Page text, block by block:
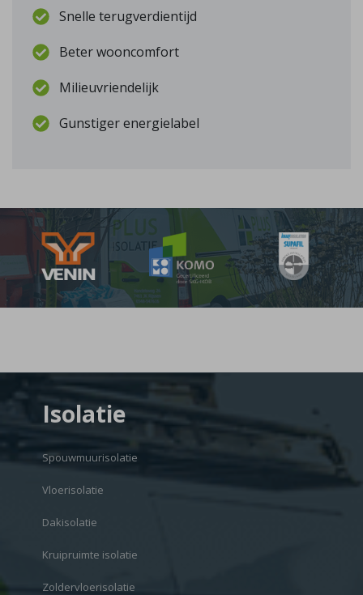
Snelle terugverdientijd
Beter wooncomfort
Milieuvriendelijk
Gunstiger energielabel
Isolatie
Spouwmuurisolatie
Vloerisolatie
Dakisolatie
Kruipruimte isolatie
Zoldervloerisolatie